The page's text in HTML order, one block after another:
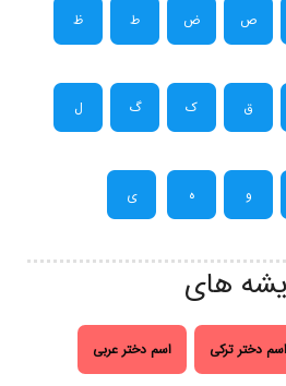
ص ض ط ظ
ق ک گ ل
و ه ی
های
اسم دختر ترکی اسم دختر عربی